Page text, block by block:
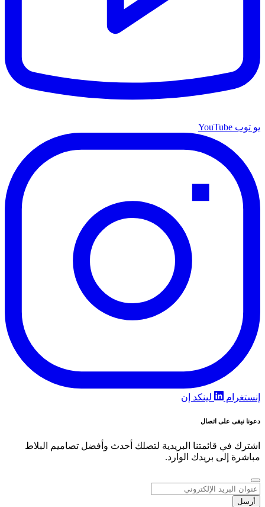
يو توب YouTube
إنستغرام لينكد إن
دعونا نبقى على اتصال
اشترك في قائمتنا البريدية لتصلك أحدث وأفضل تصاميم البلاط
مباشرة إلى بريدك الوارد.
رابط
أرسل